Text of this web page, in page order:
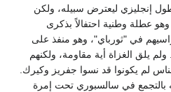
إنجليزي ليعترض سبيله، ولكن
وفي 5 نوفمبر، وهو عطلة وطنية احتفالاً بذكرى
في "ثورباي"، وهو منفذ على
يلق الغزاة أية مقاومة، ولكنهم
لم يكونوا قد نسوا جفريز وكيرك.
في سالسبوري تحت إمرة